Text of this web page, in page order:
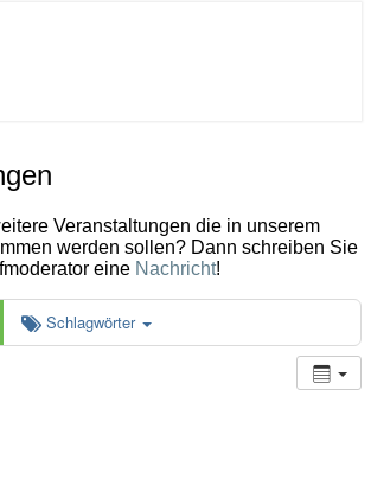
Veranstaltungen die in unserem
werden sollen? Dann schreiben Sie
eine Nachricht!
Schlagwörter